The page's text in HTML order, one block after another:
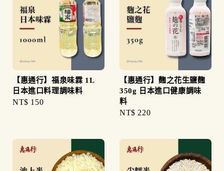
【惠通行】福泉味霖 1L
日本進口料理調味料
Regular
NT$ 150
【惠通行】麴之花生鹽麴
350g 日本進口健康調味
料
Regular
NT$ 220